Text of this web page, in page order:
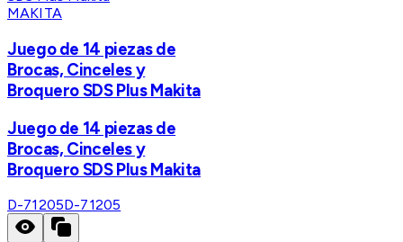
MAKITA
Juego de 14 piezas de
Brocas, Cinceles y
Broquero SDS Plus Makita
Juego de 14 piezas de
Brocas, Cinceles y
Broquero SDS Plus Makita
D-71205D-71205